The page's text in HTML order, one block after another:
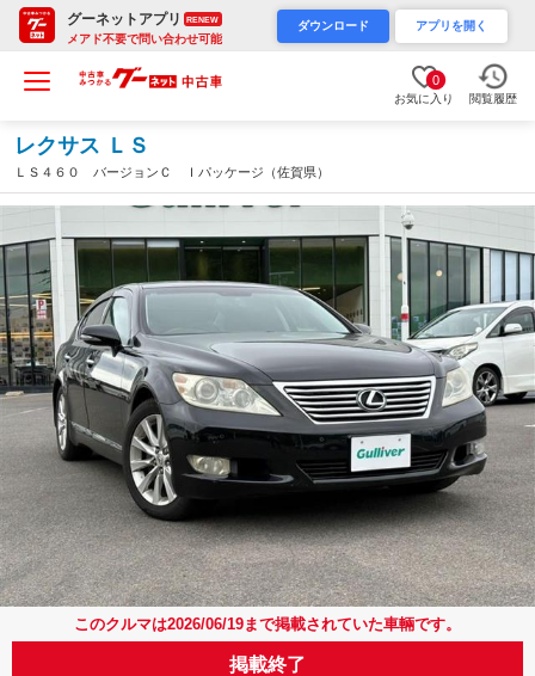
グーネットアプリ RENEW
メアド不要で問い合わせ可能
ダウンロード アプリを開く
0
お気に入り 閲覧履歴
レクサス ＬＳ
ＬＳ４６０ バージョンＣ Ｉパッケージ（佐賀県）
このクルマは2026/06/19まで掲載されていた車輛です。
掲載終了